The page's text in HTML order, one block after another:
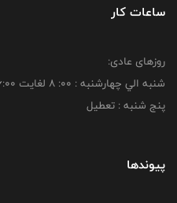
ساعات کار
روزهای عادی:
شنبه الي چهارشنبه : 00: 8 لغايت 16:00
پنج شنبه : تعطیل
پیوندها